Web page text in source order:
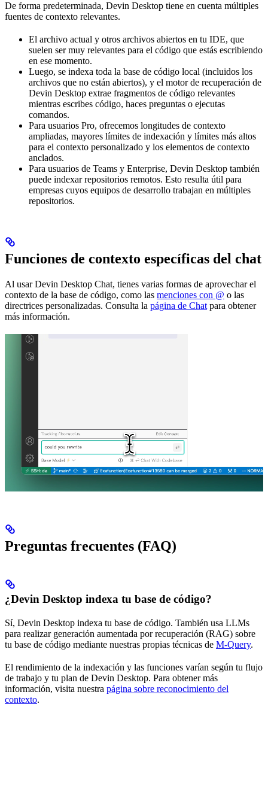
De forma predeterminada, Devin Desktop tiene en cuenta múltiples
fuentes de contexto relevantes.
El archivo actual y otros archivos abiertos en tu IDE, que
suelen ser muy relevantes para el código que estás escribiendo
en ese momento.
Luego, se indexa toda la base de código local (incluidos los
archivos que no están abiertos), y el motor de recuperación de
Devin Desktop extrae fragmentos de código relevantes
mientras escribes código, haces preguntas o ejecutas
comandos.
Para usuarios Pro, ofrecemos longitudes de contexto
ampliadas, mayores límites de indexación y límites más altos
para el contexto personalizado y los elementos de contexto
anclados.
Para usuarios de Teams y Enterprise, Devin Desktop también
puede indexar repositorios remotos. Esto resulta útil para
empresas cuyos equipos de desarrollo trabajan en múltiples
repositorios.
Funciones de contexto específicas del chat
Al usar Devin Desktop Chat, tienes varias formas de aprovechar el
contexto de la base de código, como las menciones con @ o las
directrices personalizadas. Consulta la página de Chat para obtener
más información.
Preguntas frecuentes (FAQ)
¿Devin Desktop indexa tu base de código?
Sí, Devin Desktop indexa tu base de código. También usa LLMs
para realizar generación aumentada por recuperación (RAG) sobre
tu base de código mediante nuestras propias técnicas de M-Query.
El rendimiento de la indexación y las funciones varían según tu flujo
de trabajo y tu plan de Devin Desktop. Para obtener más
información, visita nuestra página sobre reconocimiento del
contexto.